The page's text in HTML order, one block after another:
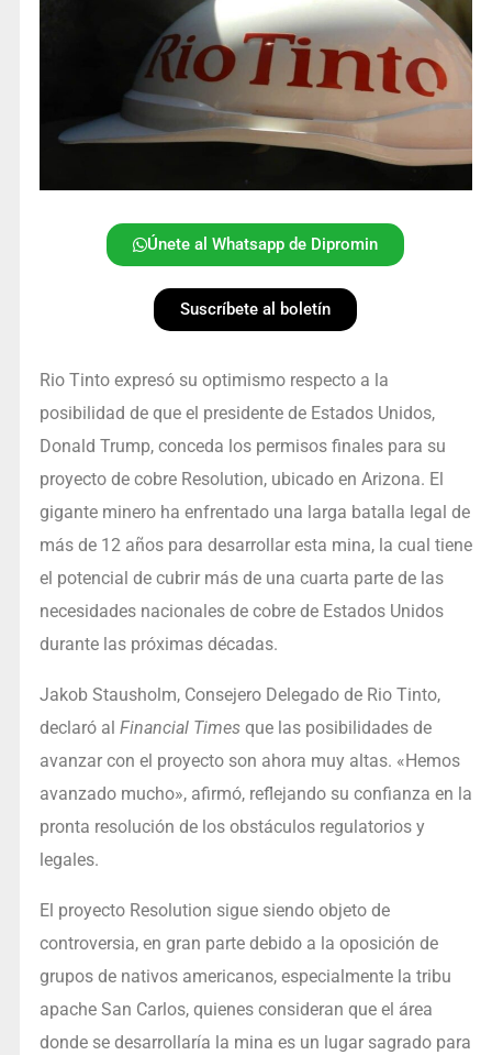
Únete al Whatsapp de Dipromin
Suscríbete al boletín
Rio Tinto expresó su optimismo respecto a la
posibilidad de que el presidente de Estados Unidos,
Donald Trump, conceda los permisos finales para su
proyecto de cobre Resolution, ubicado en Arizona. El
gigante minero ha enfrentado una larga batalla legal de
más de 12 años para desarrollar esta mina, la cual tiene
el potencial de cubrir más de una cuarta parte de las
necesidades nacionales de cobre de Estados Unidos
durante las próximas décadas.
Jakob Stausholm, Consejero Delegado de Rio Tinto,
declaró al Financial Timesque las posibilidades de
avanzar con el proyecto son ahora muy altas. «Hemos
avanzado mucho», afirmó, reflejando su confianza en la
pronta resolución de los obstáculos regulatorios y
legales.
El proyecto Resolution sigue siendo objeto de
controversia, en gran parte debido a la oposición de
grupos de nativos americanos, especialmente la tribu
apache San Carlos, quienes consideran que el área
donde se desarrollaría la mina es un lugar sagrado para